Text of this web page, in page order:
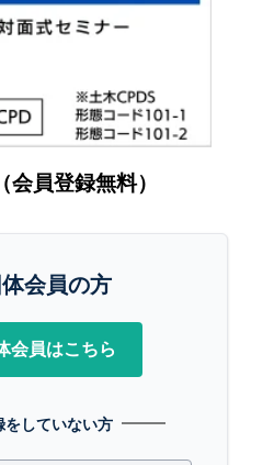
員登録無料）
会員の方
会員はこちら
をしていない方